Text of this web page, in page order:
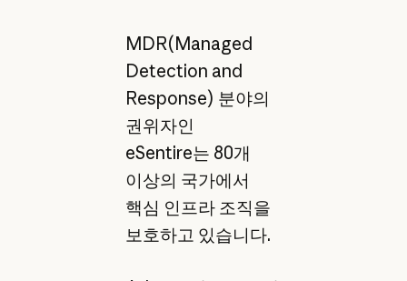
MDR(Managed
Detection and
Response) 분야의
권위자인
eSentire는 80개
이상의 국가에서
핵심 인프라 조직을
보호하고 있습니다.